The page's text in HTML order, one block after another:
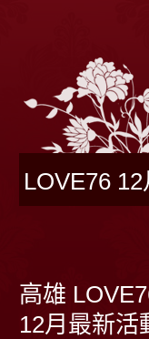
LOVE76
高雄
12月最新活